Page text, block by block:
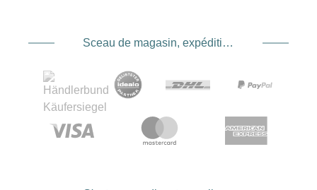
Sceau de magasin, expédition et expédition. Prestataire de services de paiement